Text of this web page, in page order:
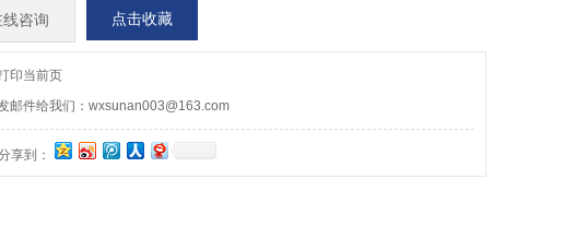
线咨询 点击收藏
印当前页
邮件给我们：wxsunan003@163.com
享到：